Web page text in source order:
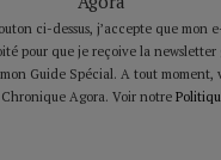
ci-dessus, j’accepte que mon
pour que je reçoive la newsletter
Guide Spécial. A tout moment,
Agora. Voir notre